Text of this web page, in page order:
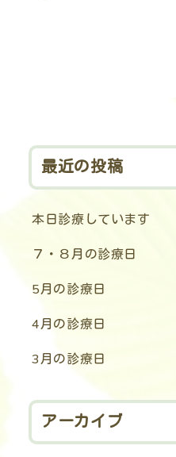
最近の投稿
本日診療しています
７・８月の診療日
5月の診療日
4月の診療日
3月の診療日
アーカイブ